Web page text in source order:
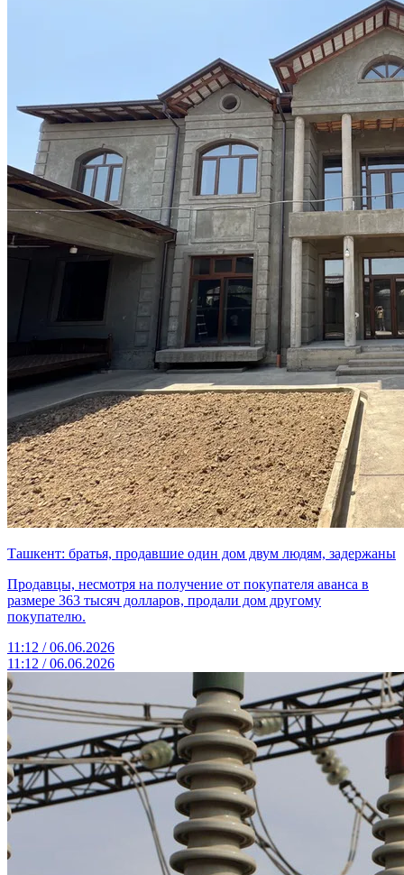
Ташкент: братья, продавшие один дом двум людям, задержаны
Продавцы, несмотря на получение от покупателя аванса в
размере 363 тысяч долларов, продали дом другому
покупателю.
11:12 / 06.06.2026
11:12 / 06.06.2026